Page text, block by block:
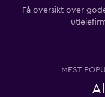
Få oversikt over
MEST